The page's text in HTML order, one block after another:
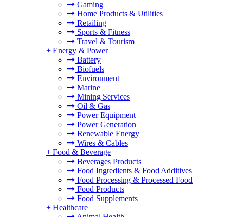
Gaming
Home Products & Utilities
Retailing
Sports & Fitness
Travel & Tourism
+ Energy & Power
Battery
Biofuels
Environment
Marine
Mining Services
Oil & Gas
Power Equipment
Power Generation
Renewable Energy
Wires & Cables
+ Food & Beverage
Beverages Products
Food Ingredients & Food Additives
Food Processing & Processed Food
Food Products
Food Supplements
+ Healthcare